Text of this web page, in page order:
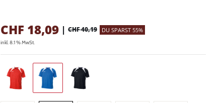
CHF 18,09 | CHF 40,19 DU SPARST 55%
inkl. 8.1 % MwSt.